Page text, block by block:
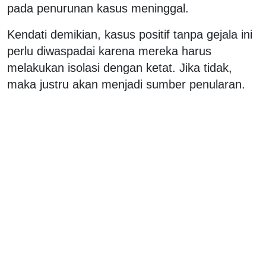
pada penurunan kasus meninggal.
Kendati demikian, kasus positif tanpa gejala ini
perlu diwaspadai karena mereka harus
melakukan isolasi dengan ketat. Jika tidak,
maka justru akan menjadi sumber penularan.